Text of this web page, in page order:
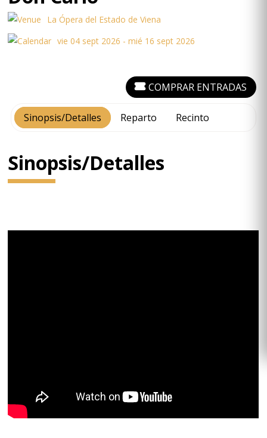
La Ópera del Estado de Viena
vie 04 sept 2026 - mié 16 sept 2026
Sinopsis/Detalles Reparto Recinto
COMPRAR ENTRADAS
Sinopsis/Detalles